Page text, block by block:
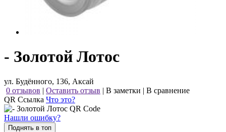
- Золотой Лотос
ул. Будённого, 136, Аксай
0 отзывов | Оставить отзыв | В заметки | В сравнение
QR Ссылка Что это?
Нашли ошибку?
Поднять в топ